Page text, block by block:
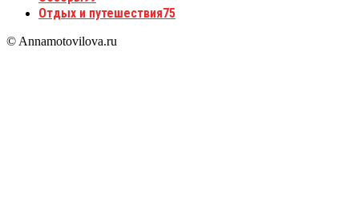
Отдых и путешествия75
© Annamotovilova.ru